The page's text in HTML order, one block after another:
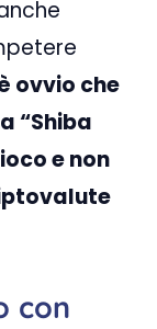
ovvio che
“Shiba
e non
con